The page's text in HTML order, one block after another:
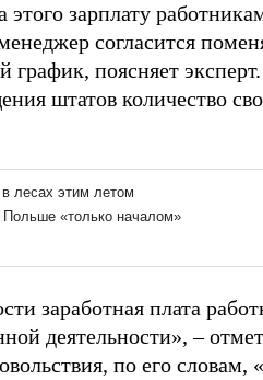
зарплату
согласится
поясняет
штатов количество
заработная плата
деятельности», –
по его словам,